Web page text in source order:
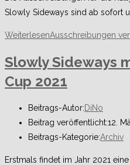
Slowly Sideways sind ab sofort
WeiterlesenAusschreibungen
Slowly Sideways
Cup 2021
Beitrags-Autor:DiNo
Beitrag veröffentlicht:12.
Beitrags-Kategorie:Archiv
Erstmals findet im Jahr 2021